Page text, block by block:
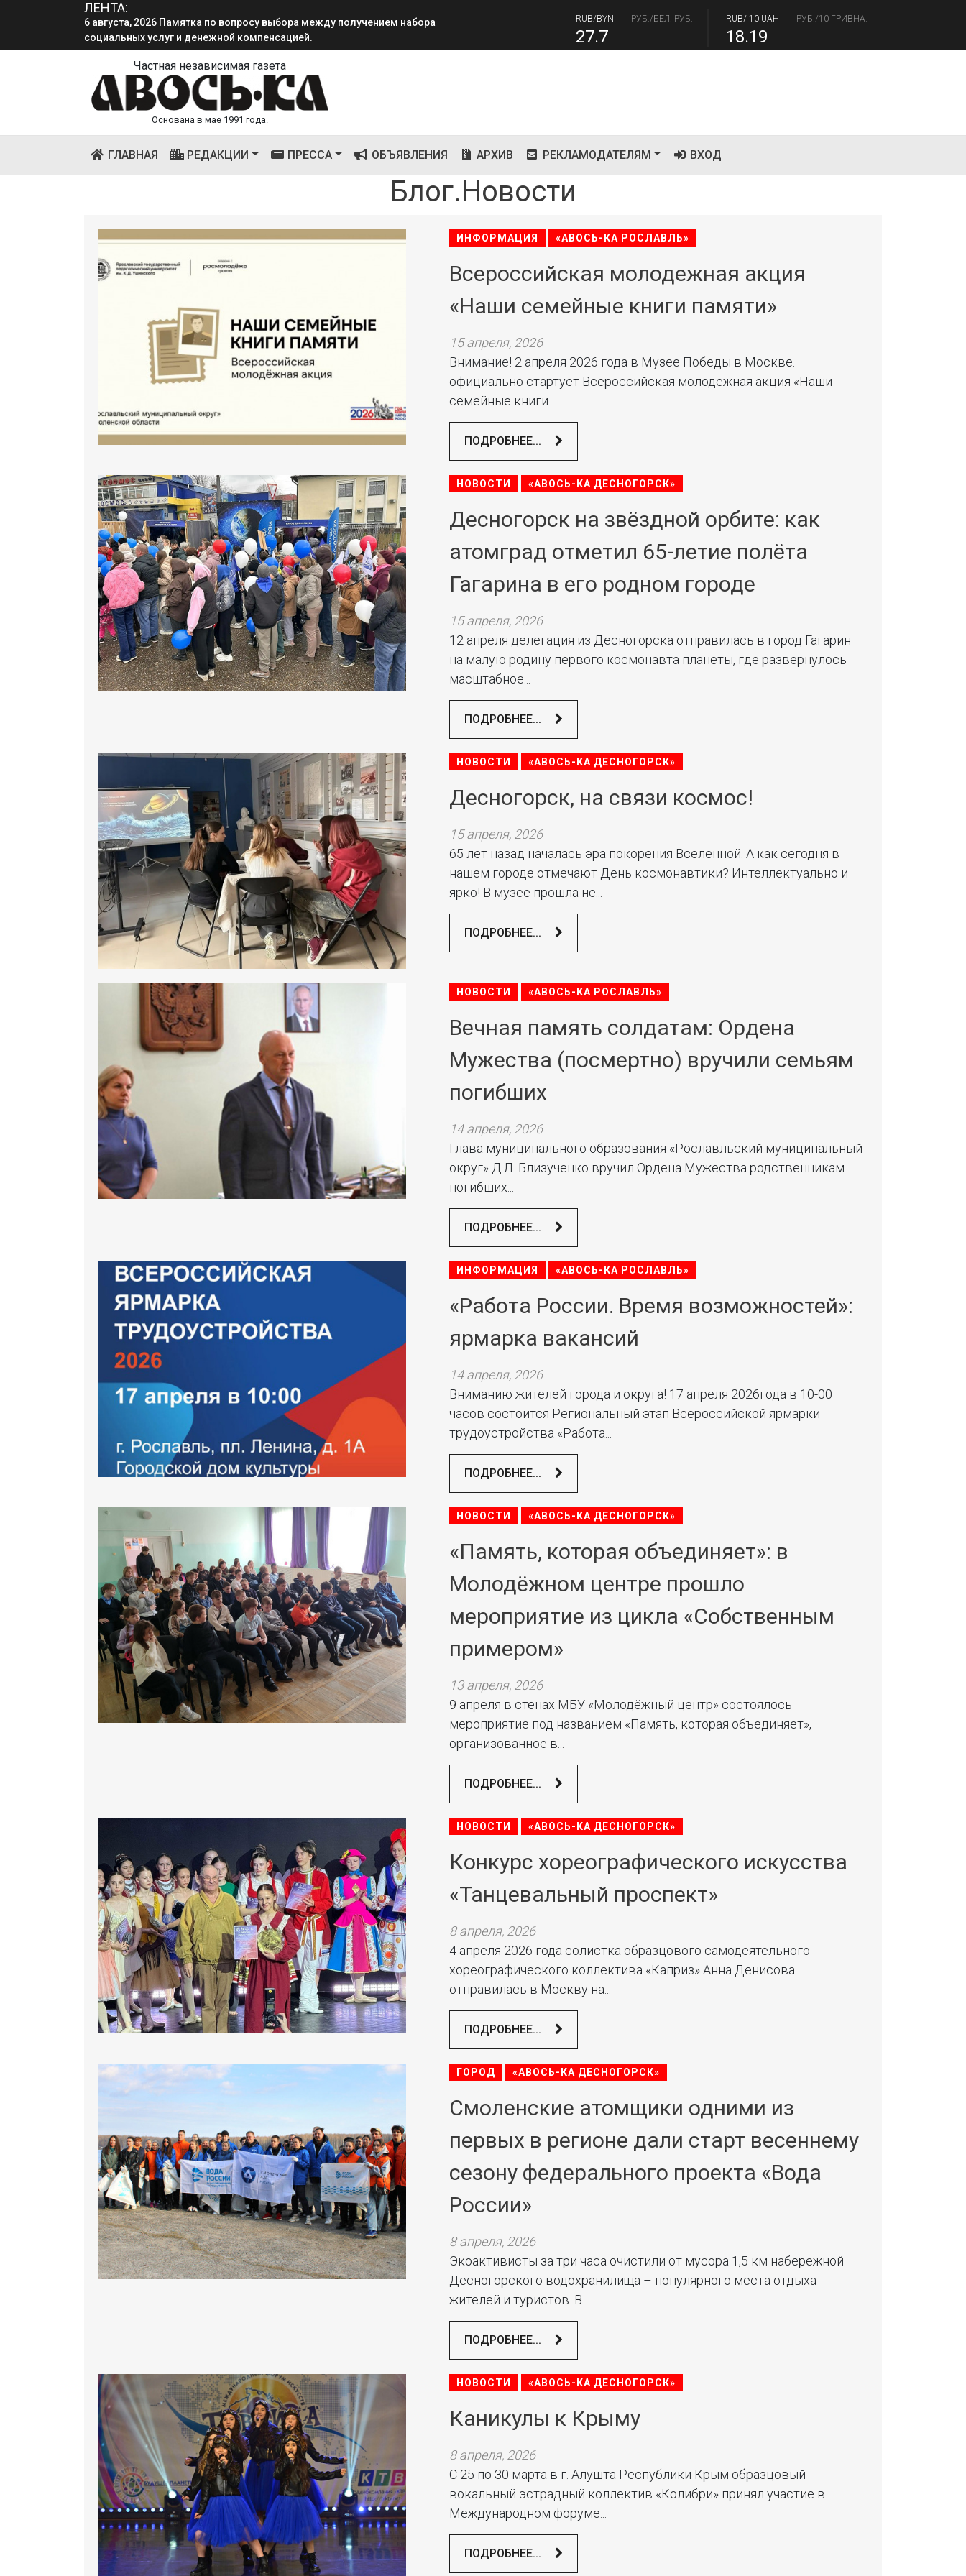
ЛЕНТА:
4 августа, 2026 «Мы встретимся снова!!!»: как завершилась вторая лагерная
смена.
социальных услуг и денежной компенсацией.
RUB/USD РУБ./ДОЛЛАР RUB/EUR РУБ./ЕВРО
Частная независимая газета
Основана в мае 1991 года.
ГЛАВНАЯ(CURRENT)РЕДАКЦИИ ПРЕССА ОБЪЯВЛЕНИЯ АРХИВ РЕКЛАМОДАТЕЛЯМ ВХОД
Блог.Новости
ИНФОРМАЦИЯ «АВОСЬ-КА РОСЛАВЛЬ»
Всероссийская молодежная акция
«Наши семейные книги памяти»
15 апреля, 2026
Внимание! 2 апреля 2026 года в Музее Победы в Москве.
официально стартует Всероссийская молодежная акция «Наши
семейные книги...
ПОДРОБНЕЕ...
НОВОСТИ «АВОСЬ-КА ДЕСНОГОРСК»
Десногорск на звёздной орбите: как
атомград отметил 65-летие полёта
Гагарина в его родном городе
15 апреля, 2026
12 апреля делегация из Десногорска отправилась в город Гагарин —
на малую родину первого космонавта планеты, где развернулось
масштабное...
ПОДРОБНЕЕ...
НОВОСТИ «АВОСЬ-КА ДЕСНОГОРСК»
Десногорск, на связи космос!
15 апреля, 2026
65 лет назад началась эра покорения Вселенной. А как сегодня в
нашем городе отмечают День космонавтики? Интеллектуально и
ярко! В музее прошла не...
ПОДРОБНЕЕ...
НОВОСТИ «АВОСЬ-КА РОСЛАВЛЬ»
Вечная память солдатам: Ордена
Мужества (посмертно) вручили семьям
погибших
14 апреля, 2026
Глава муниципального образования «Рославльский муниципальный
округ» Д.Л. Близученко вручил Ордена Мужества родственникам
погибших...
ПОДРОБНЕЕ...
ИНФОРМАЦИЯ «АВОСЬ-КА РОСЛАВЛЬ»
«Работа России. Время возможностей»:
ярмарка вакансий
14 апреля, 2026
Вниманию жителей города и округа! 17 апреля 2026года в 10-00
часов состоится Региональный этап Всероссийской ярмарки
трудоустройства «Работа...
ПОДРОБНЕЕ...
НОВОСТИ «АВОСЬ-КА ДЕСНОГОРСК»
«Память, которая объединяет»: в
Молодёжном центре прошло
мероприятие из цикла «Собственным
примером»
13 апреля, 2026
9 апреля в стенах МБУ «Молодёжный центр» состоялось
мероприятие под названием «Память, которая объединяет»,
организованное в...
ПОДРОБНЕЕ...
НОВОСТИ «АВОСЬ-КА ДЕСНОГОРСК»
Конкурс хореографического искусства
«Танцевальный проспект»
8 апреля, 2026
4 апреля 2026 года солистка образцового самодеятельного
хореографического коллектива «Каприз» Анна Денисова
отправилась в Москву на...
ПОДРОБНЕЕ...
ГОРОД «АВОСЬ-КА ДЕСНОГОРСК»
Смоленские атомщики одними из
первых в регионе дали старт весеннему
сезону федерального проекта «Вода
России»
8 апреля, 2026
Экоактивисты за три часа очистили от мусора 1,5 км набережной
Десногорского водохранилища – популярного места отдыха
жителей и туристов. В...
ПОДРОБНЕЕ...
НОВОСТИ «АВОСЬ-КА ДЕСНОГОРСК»
Каникулы к Крыму
8 апреля, 2026
С 25 по 30 марта в г. Алушта Республики Крым образцовый
вокальный эстрадный коллектив «Колибри» принял участие в
Международном форуме...
ПОДРОБНЕЕ...